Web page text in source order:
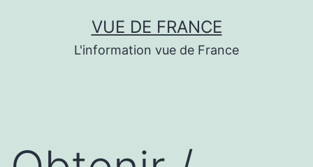
VUE DE FRANCE
L'information vue de France